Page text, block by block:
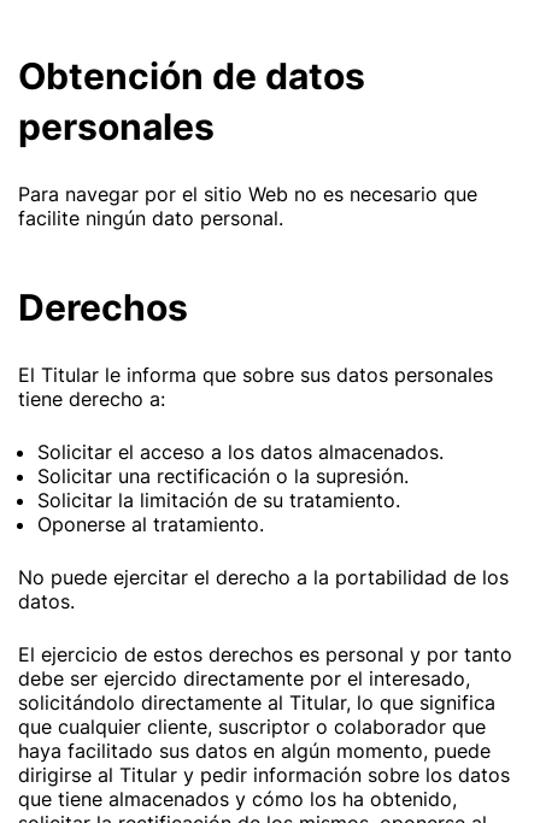
Obtención de datos
personales
Para navegar por el sitio Web no es necesario que
facilite ningún dato personal.
Derechos
El Titular le informa que sobre sus datos personales
tiene derecho a:
Solicitar el acceso a los datos almacenados.
Solicitar una rectificación o la supresión.
Solicitar la limitación de su tratamiento.
Oponerse al tratamiento.
No puede ejercitar el derecho a la portabilidad de los
datos.
El ejercicio de estos derechos es personal y por tanto
debe ser ejercido directamente por el interesado,
solicitándolo directamente al Titular, lo que significa
que cualquier cliente, suscriptor o colaborador que
haya facilitado sus datos en algún momento, puede
dirigirse al Titular y pedir información sobre los datos
que tiene almacenados y cómo los ha obtenido,